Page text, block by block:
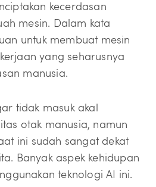
kecerdasan
mesin. Dalam kata
untuk membuat mesin
yang seharusnya
manusia.
tidak masuk akal
otak manusia, namun
ini sudah sangat dekat
Banyak aspek kehidupan
teknologi AI ini.